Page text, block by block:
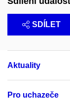
SDÍLET
Aktuality
Pro uchazeče